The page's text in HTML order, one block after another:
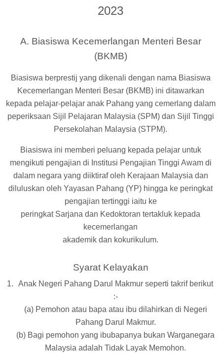
2023
A. Biasiswa Kecemerlangan Menteri Besar
(BKMB)
Biasiswa berprestij yang dikenali dengan nama Biasiswa
Kecemerlangan Menteri Besar (BKMB) ini ditawarkan
kepada pelajar-pelajar anak Pahang yang cemerlang dalam
peperiksaan Sijil Pelajaran Malaysia (SPM) dan Sijil Tinggi
Persekolahan Malaysia (STPM).
Biasiswa ini memberi peluang kepada pelajar untuk
mengikuti pengajian di Institusi Pengajian Tinggi Awam di
dalam negara yang diiktiraf oleh Kerajaan Malaysia dan
diluluskan oleh Yayasan Pahang (YP) hingga ke peringkat
pengajian tertinggi iaitu ke
peringkat Sarjana dan Kedoktoran tertakluk kepada
kecemerlangan
akademik dan kokurikulum.
Syarat Kelayakan
Anak Negeri Pahang Darul Makmur seperti takrif berikut
:-
(a) Pemohon atau bapa atau ibu dilahirkan di Negeri
Pahang Darul Makmur.
(b) Bagi pemohon yang ibubapanya bukan Warganegara
Malaysia adalah Tidak Layak Memohon.